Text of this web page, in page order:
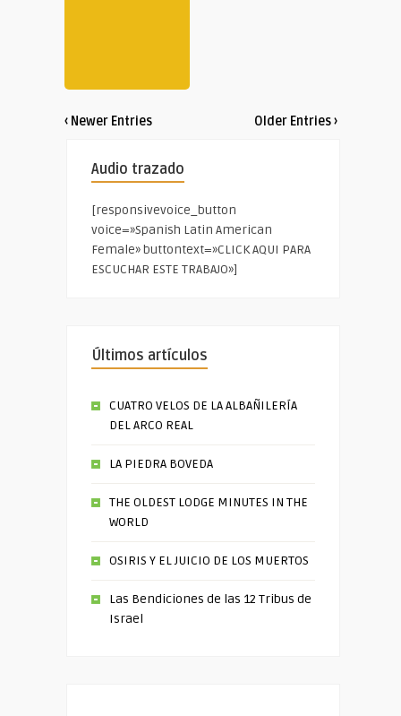
Older Entries ›
‹ Newer Entries
Audio trazado
[responsivevoice_button
voice=»Spanish Latin American
Female» buttontext=»CLICK AQUI PARA
ESCUCHAR ESTE TRABAJO»]
Últimos artículos
CUATRO VELOS DE LA ALBAÑILERÍA
DEL ARCO REAL
LA PIEDRA BOVEDA
THE OLDEST LODGE MINUTES IN THE
WORLD
OSIRIS Y EL JUICIO DE LOS MUERTOS
Las Bendiciones de las 12 Tribus de
Israel